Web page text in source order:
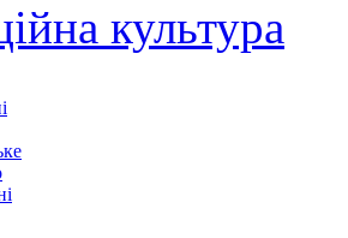
культура